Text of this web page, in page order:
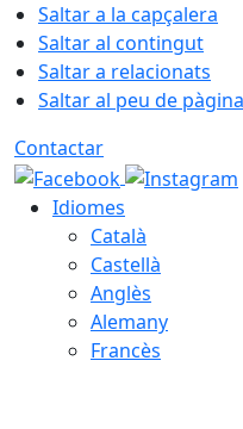
Saltar a la capçalera
Saltar al contingut
Saltar a relacionats
Saltar al peu de pàgina
Contactar
Idiomes
Català
Castellà
Anglès
Alemany
Francès